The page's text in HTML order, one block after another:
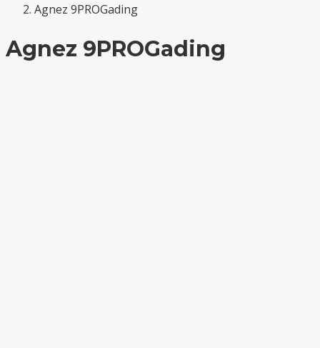
Agnez 9PROGading
Agnez 9PROGading